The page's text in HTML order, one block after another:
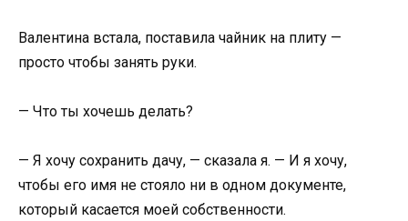
Валентина встала, поставила чайник на плиту —
просто чтобы занять руки.
— Что ты хочешь делать?
— Я хочу сохранить дачу, — сказала я. — И я хочу,
чтобы его имя не стояло ни в одном документе,
который касается моей собственности.